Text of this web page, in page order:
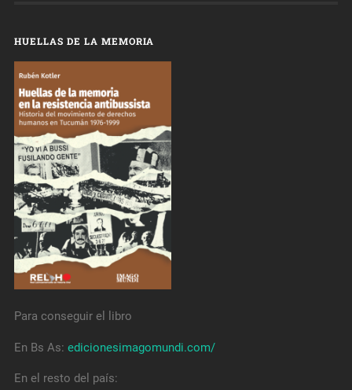
HUELLAS DE LA MEMORIA
Para conseguir el libro
En Bs As: edicionesimagomundi.com/
En el resto del país: